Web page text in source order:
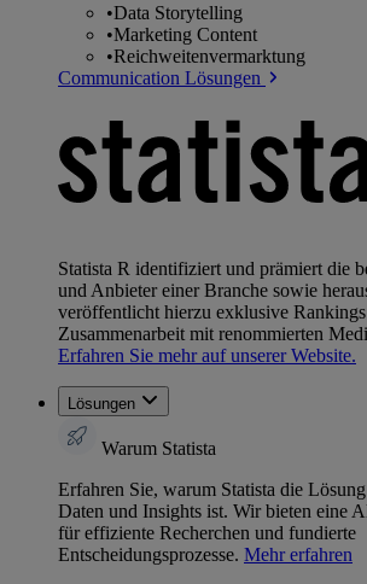
•Data Storytelling
•Marketing Content
•Reichweitenvermarktung
Communication Lösungen
Statista R identifiziert und prämiert die
und Anbieter einer Branche sowie
veröffentlicht hierzu exklusive
Zusammenarbeit mit renommierten
Erfahren Sie mehr auf unserer Website.
Lösungen
Warum Statista
Erfahren Sie, warum Statista die
Daten und Insights ist. Wir bieten eine
für effiziente Recherchen und fundierte
Entscheidungsprozesse. Mehr erfahren